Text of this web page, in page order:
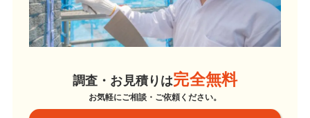
調査・お見積りは完全無料
お気軽にご相談・ご依頼ください。